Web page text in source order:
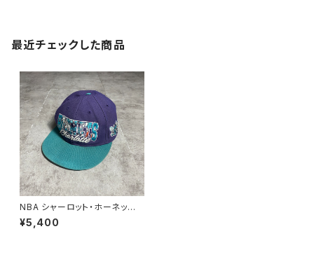
最近チェックした商品
NBA シャーロット・ホーネッ
ツ 刺繍ロゴ バイカラー パ
ープル×ターコイズ スナップバ
¥5,400